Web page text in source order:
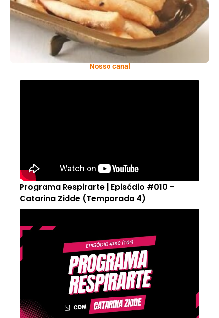
Nosso canal
Programa Respirarte | Episódio #010 -
Catarina Zidde (Temporada 4)